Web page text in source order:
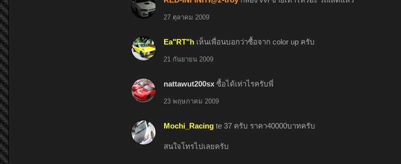
27 ตุลาคม 2009
Ea"RT"h เห็นเพื่อนบอกว่าซื้อจาก color up ครับ
21 กันยายน 2009
nattawut200sx ซื้อได้เท่าไรครับพี่
23 พฤษภาคม 2009
Mochi_Racing te 37 ครับ ราคา40000บาทครับ
สนใจโทรไปเลยครับ